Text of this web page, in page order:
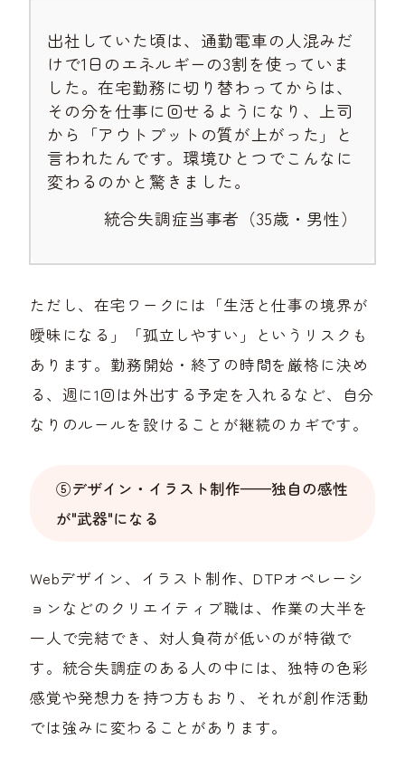
出社していた頃は、通勤電車の人混みだ
けで1日のエネルギーの3割を使っていま
した。在宅勤務に切り替わってからは、
その分を仕事に回せるようになり、上司
から「アウトプットの質が上がった」と
言われたんです。環境ひとつでこんなに
変わるのかと驚きました。
統合失調症当事者（35歳・男性）
ただし、在宅ワークには「生活と仕事の境界が
曖昧になる」「孤立しやすい」というリスクも
あります。勤務開始・終了の時間を厳格に決め
る、週に1回は外出する予定を入れるなど、自分
なりのルールを設けることが継続のカギです。
⑤デザイン・イラスト制作——独自の感性
が"武器"になる
Webデザイン、イラスト制作、DTPオペレーシ
ョンなどのクリエイティブ職は、作業の大半を
一人で完結でき、対人負荷が低いのが特徴で
す。統合失調症のある人の中には、独特の色彩
感覚や発想力を持つ方もおり、それが創作活動
では強みに変わることがあります。